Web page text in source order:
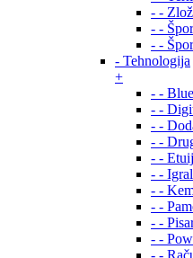
- -
- -
- -
- Tehnologija
+
- -
- -
- -
- -
- -
- -
- -
- -
- -
- -
- -